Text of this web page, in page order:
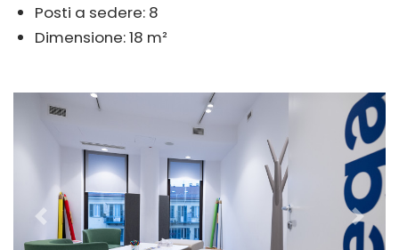
Posti a sedere: 8
Dimensione: 18 m²